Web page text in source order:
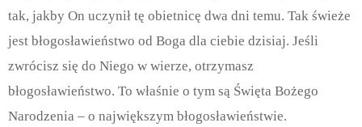
tak, jakby On uczynił tę obietnicę dwa dni temu. Tak świeże
jest błogosławieństwo od Boga dla ciebie dzisiaj. Jeśli
zwrócisz się do Niego w wierze, otrzymasz
błogosławieństwo. To właśnie o tym są Święta Bożego
Narodzenia – o największym błogosławieństwie.